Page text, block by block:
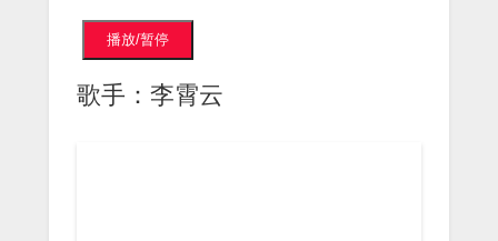
播放/暂停
歌手：李霄云